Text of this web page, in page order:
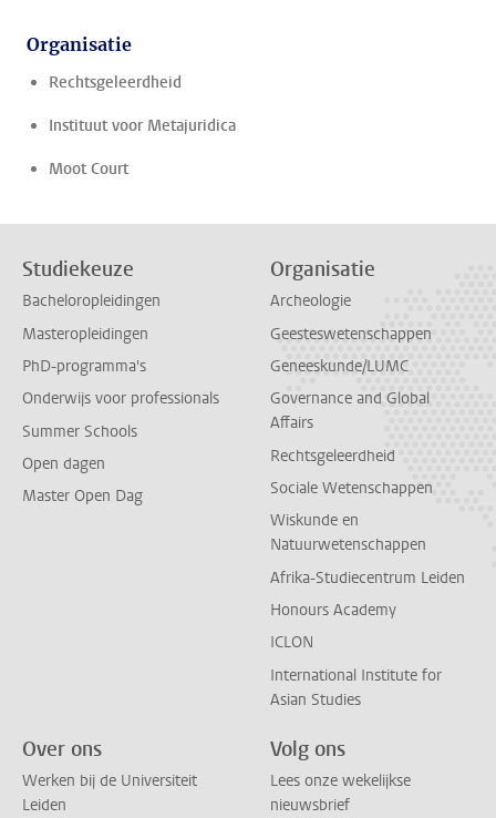
Organisatie
Rechtsgeleerdheid
Instituut voor Metajuridica
Moot Court
Studiekeuze
Bacheloropleidingen
Masteropleidingen
PhD-programma's
Onderwijs voor professionals
Summer Schools
Open dagen
Master Open Dag
Organisatie
Archeologie
Geesteswetenschappen
Geneeskunde/LUMC
Governance and Global
Affairs
Rechtsgeleerdheid
Sociale Wetenschappen
Wiskunde en
Natuurwetenschappen
Afrika-Studiecentrum Leiden
Honours Academy
ICLON
International Institute for
Asian Studies
Over ons
Werken bij de Universiteit
Leiden
Volg ons
Lees onze wekelijkse
nieuwsbrief